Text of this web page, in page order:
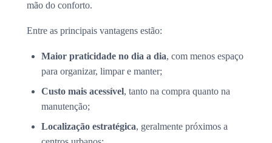
mão do conforto.
Entre as principais vantagens estão:
Maior praticidade no dia a dia, com menos espaço
para organizar, limpar e manter;
Custo mais acessível, tanto na compra quanto na
manutenção;
Localização estratégica, geralmente próximos a